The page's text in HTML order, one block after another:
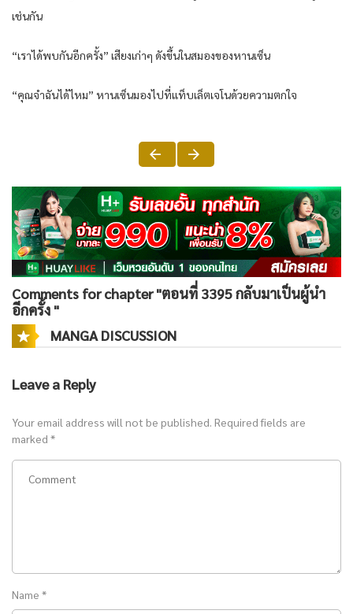
เช่นกัน
“เราได้พบกันอีกครั้ง” เสียงเก่าๆ ดังขึ้นในสมองของหานเซ็น
“คุณจำฉันได้ไหม” หานเซ็นมองไปที่แท็บเล็ตเจโนด้วยความตกใจ
Comments for chapter "ตอนที่ 3395 กลับมาเป็นผู้นำ
อีกครั้ง "
MANGA DISCUSSION
Leave a Reply
Your email address will not be published. Required fields are
marked *
Name *